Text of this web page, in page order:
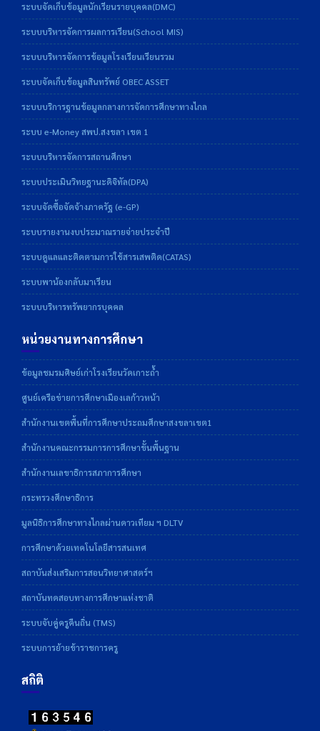
ระบบจัดเก็บข้อมูลนักเรียนรายบุคคล(DMC)
ระบบบริหารจัดการผลการเรียน(School MIS)
ระบบบริหารจัดการข้อมูลโรงเรียนเรียนรวม
ระบบจัดเก็บข้อมูลสินทรัพย์ OBEC ASSET
ระบบบริการฐานข้อมูลกลางการจัดการศึกษาทางไกล
ระบบ e-Money สพป.สงขลา เขต 1
ระบบบริหารจัดการสถานศึกษา
ระบบประเมินวิทยฐานะดิจิทัล(DPA)
ระบบจัดซื้อจัดจ้างภาครัฐ (e-GP)
ระบบรายงานงบประมาณรายจ่ายประจำปี
ระบบดูแลและติดตามการใช้สารเสพติด(CATAS)
ระบบพาน้องกลับมาเรียน
ระบบบริหารทรัพยากรบุคคล
หน่วยงานทางการศึกษา
ข้อมูลชมรมศิษย์เก่าโรงเรียนวัดเกาะถ้ำ
ศูนย์เครือข่ายการศึกษาเมืองเลก้าวหน้า
สำนักงานเขตพื้นที่การศึกษาประถมศึกษาสงขลาเขต1
สำนักงานคณะกรรมการการศึกษาขั้นพื้นฐาน
สำนักงานเลขาธิการสภาการศึกษา
กระทรวงศึกษาธิการ
มูลนิธิการศึกษาทางไกลผ่านดาวเทียม ฯ DLTV
การศึกษาด้วยเทคโนโลยีสารสนเทศ
สถาบันส่งเสริมการสอนวิทยาศาสตร์ฯ
สถาบันทดสอบทางการศึกษาแห่งชาติ
ระบบจับคู่ครูคืนถิ่น (TMS)
ระบบการย้ายข้าราชการครู
สถิติ